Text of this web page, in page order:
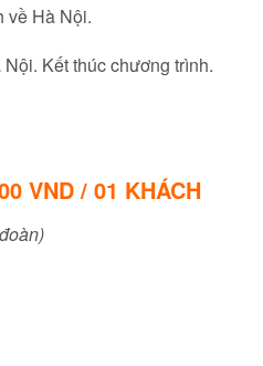
về Hà Nội.
Nội. Kết thúc chương trình.
VND / 01 KHÁCH